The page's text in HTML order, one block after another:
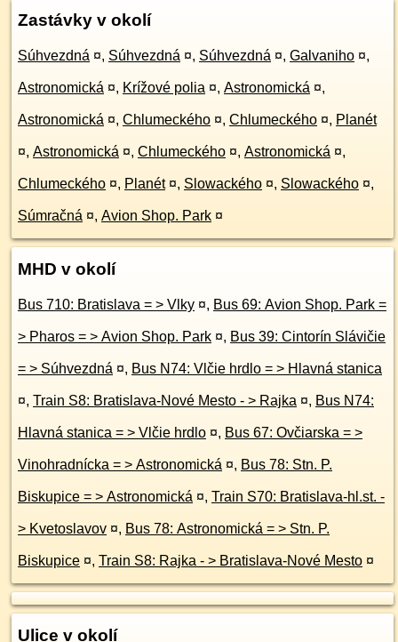
Zastávky v okolí
Súhvezdná ¤, Súhvezdná ¤, Súhvezdná ¤, Galvaniho ¤,
Astronomická ¤, Krížové polia ¤, Astronomická ¤,
Astronomická ¤, Chlumeckého ¤, Chlumeckého ¤, Planét
¤, Astronomická ¤, Chlumeckého ¤, Astronomická ¤,
Chlumeckého ¤, Planét ¤, Slowackého ¤, Slowackého ¤,
Súmračná ¤, Avion Shop. Park ¤
MHD v okolí
Bus 710: Bratislava = > Vlky ¤, Bus 69: Avion Shop. Park =
> Pharos = > Avion Shop. Park ¤, Bus 39: Cintorín Slávičie
= > Súhvezdná ¤, Bus N74: Vlčie hrdlo = > Hlavná stanica
¤, Train S8: Bratislava-Nové Mesto - > Rajka ¤, Bus N74:
Hlavná stanica = > Vlčie hrdlo ¤, Bus 67: Ovčiarska = >
Vinohradnícka = > Astronomická ¤, Bus 78: Stn. P.
Biskupice = > Astronomická ¤, Train S70: Bratislava-hl.st. -
> Kvetoslavov ¤, Bus 78: Astronomická = > Stn. P.
Biskupice ¤, Train S8: Rajka - > Bratislava-Nové Mesto ¤
Ulice v okolí